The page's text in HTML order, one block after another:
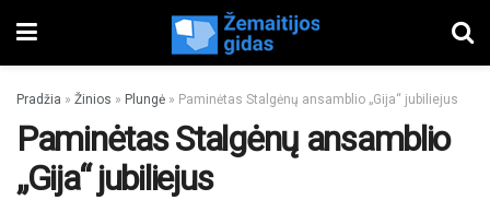
Pradžia » Žinios » Plungė » Paminėtas Stalgėnų ansamblio „Gija“ jubiliejus
Paminėtas Stalgėnų ansamblio
„Gija“ jubiliejus